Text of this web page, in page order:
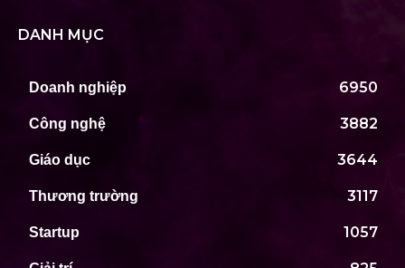
DANH MỤC
Doanh nghiệp 6950
Công nghệ 3882
Giáo dục 3644
Thương trường 3117
Startup 1057